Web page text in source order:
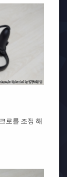
로를 조정 해